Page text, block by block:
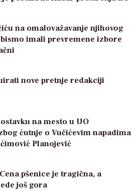
na omalovažavanje njihovog
imali prevremene izbore
nove pretnje redakciji
na mesto u UO
ćutnje o Vučićevim napadima
Planojević
pšenice je tragična, a
još gora